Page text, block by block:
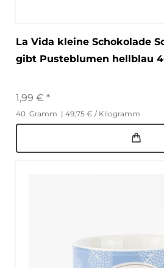
La Vida kleine Schokolade
gibt Pusteblumen hellblau
1,99 € *
40 Gramm | 49,75 € / Kilogramm